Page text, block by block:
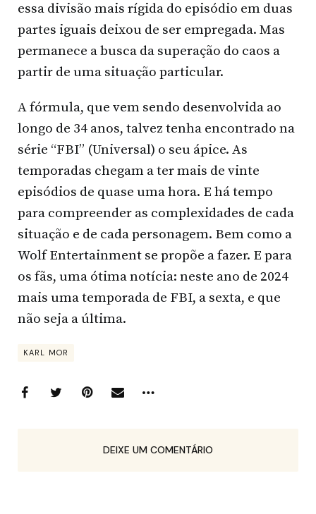
essa divisão mais rígida do episódio em duas
partes iguais deixou de ser empregada. Mas
permanece a busca da superação do caos a
partir de uma situação particular.
A fórmula, que vem sendo desenvolvida ao
longo de 34 anos, talvez tenha encontrado na
série “FBI” (Universal) o seu ápice. As
temporadas chegam a ter mais de vinte
episódios de quase uma hora. E há tempo
para compreender as complexidades de cada
situação e de cada personagem. Bem como a
Wolf Entertainment se propõe a fazer. E para
os fãs, uma ótima notícia: neste ano de 2024
mais uma temporada de FBI, a sexta, e que
não seja a última.
KARL MOR
DEIXE UM COMENTÁRIO